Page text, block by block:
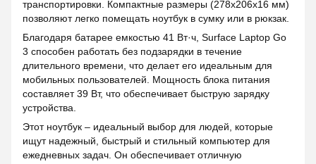
транспортировки. Компактные размеры (278x206x16 мм)
позволяют легко помещать ноутбук в сумку или в рюкзак.
Благодаря батарее емкостью 41 Вт·ч, Surface Laptop Go
3 способен работать без подзарядки в течение
длительного времени, что делает его идеальным для
мобильных пользователей. Мощность блока питания
составляет 39 Вт, что обеспечивает быструю зарядку
устройства.
Этот ноутбук – идеальный выбор для людей, которые
ищут надежный, быстрый и стильный компьютер для
ежедневных задач. Он обеспечивает отличную